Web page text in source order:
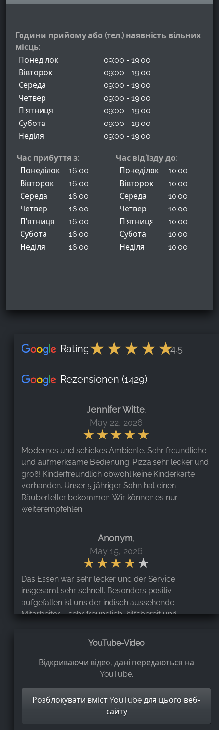
Години прийому або (тел.) наявність вільних
місць:
Понеділок
09:00 - 19:00
Вівторок
09:00 - 19:00
Середа
09:00 - 19:00
Четвер
09:00 - 19:00
П'ятниця
09:00 - 19:00
Субота
09:00 - 19:00
Неділя
09:00 - 19:00
Час прибуття з:
Понеділок
16:00
Вівторок
16:00
Середа
16:00
Четвер
16:00
П'ятниця
16:00
Субота
16:00
Неділя
16:00
Час від'їзду до:
Понеділок
10:00
Вівторок
10:00
Середа
10:00
Четвер
10:00
П'ятниця
10:00
Субота
10:00
Неділя
10:00
Rating 4.5
Rezensionen (1429)
Jennifer Witte,
May 22, 2026
Modernes und schickes Ambiente. Sehr freundliche
und aufmerksame Bedienung. Pizza sehr lecker und
groß! Kinderfreundlich obwohl keine Kinderkarte
vorhanden. Unser 5 jähriger Sohn hat einen
Räuberteller bekommen. Wir können es nur
weiterempfehlen.
Anonym,
May 15, 2026
Das Essen war sehr lecker und der Service
insgesamt sehr schnell. Besonders positiv
aufgefallen ist uns der indisch aussehende
Mitarbeiter – sehr freundlich, hilfsbereit und
dagegen eher unfreundlich, was den Eindruck etwas
guten Besuch.
Alexander Kra,
May 11, 2026
YouTube-Video
Відкриваючи відео, дані передаються на
YouTube.
Розблокувати вміст YouTube для цього веб-
сайту